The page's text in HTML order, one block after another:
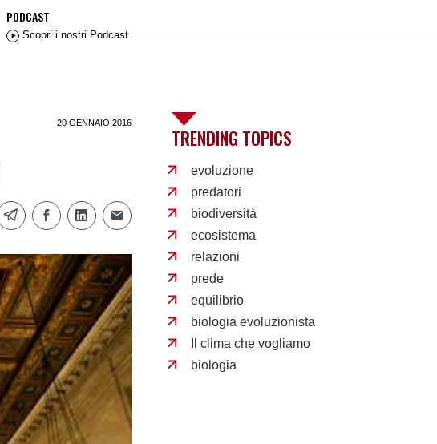
PODCAST
Scopri i nostri Podcast
20 GENNAIO 2016
TRENDING TOPICS
evoluzione
predatori
biodiversità
ecosistema
relazioni
prede
equilibrio
biologia evoluzionista
Il clima che vogliamo
biologia